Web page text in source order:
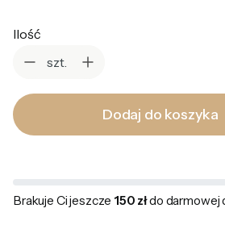
Ilość
szt.
Dodaj do koszyka
Brakuje Ci jeszcze 150 złdo darmowej